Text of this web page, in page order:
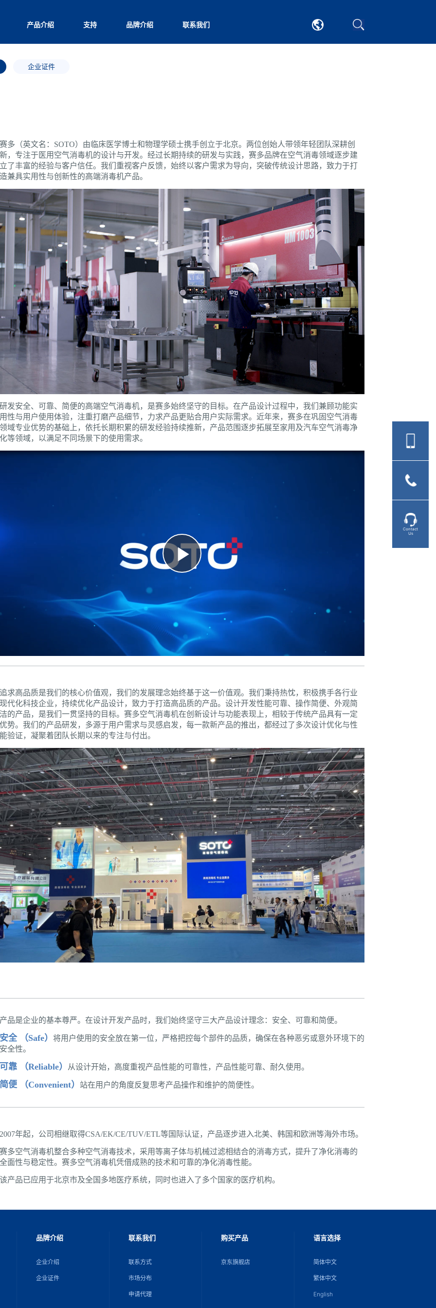
产品介绍 支持 品牌介绍 联系我们
企业证件
赛多（英文名：SOTO）由临床医学博士和物理学硕士携手创立于北京。两位创始人带领年轻团队深耕创
新，专注于医用空气消毒机的设计与开发。经过长期持续的研发与实践，赛多品牌在空气消毒领域逐步建
立了丰富的经验与客户信任。我们重视客户反馈，始终以客户需求为导向，突破传统设计思路，致力于打
造兼具实用性与创新性的高端消毒机产品。
研发安全、可靠、简便的高端空气消毒机，是赛多始终坚守的目标。在产品设计过程中，我们兼顾功能实
用性与用户使用体验，注重打磨产品细节，力求产品更贴合用户实际需求。近年来，赛多在巩固空气消毒
领域专业优势的基础上，依托长期积累的研发经验持续推新，产品范围逐步拓展至家用及汽车空气消毒净
化等领域，以满足不同场景下的使用需求。
Play
Video
追求高品质是我们的核心价值观，我们的发展理念始终基于这一价值观。我们秉持热忱，积极携手各行业
现代化科技企业，持续优化产品设计，致力于打造高品质的产品。设计开发性能可靠、操作简便、外观简
洁的产品，是我们一贯坚持的目标。赛多空气消毒机在创新设计与功能表现上，相较于传统产品具有一定
优势。我们的产品研发，多源于用户需求与灵感启发，每一款新产品的推出，都经过了多次设计优化与性
能验证，凝聚着团队长期以来的专注与付出。
产品是企业的基本尊严。在设计开发产品时，我们始终坚守三大产品设计理念：安全、可靠和简便。
安全 （Safe） 将用户使用的安全放在第一位，严格把控每个部件的品质，确保在各种恶劣或意外环境下的
安全性。
可靠 （Reliable） 从设计开始，高度重视产品性能的可靠性，产品性能可靠、耐久使用。
简便 （Convenient） 站在用户的角度反复思考产品操作和维护的简便性。
2007年起，公司相继取得CSA/EK/CE/TUV/ETL等国际认证，产品逐步进入北美、韩国和欧洲等海外市场。
赛多空气消毒机整合多种空气消毒技术，采用等离子体与机械过滤相结合的消毒方式，提升了净化消毒的
全面性与稳定性。赛多空气消毒机凭借成熟的技术和可靠的净化消毒性能。
该产品已应用于北京市及全国多地医疗系统，同时也进入了多个国家的医疗机构。
品牌介绍
企业介绍
企业证件
联系我们
联系方式
市场分布
申请代理
购买产品
京东旗舰店
语言选择
简体中文
繁体中文
English
Contact
Us